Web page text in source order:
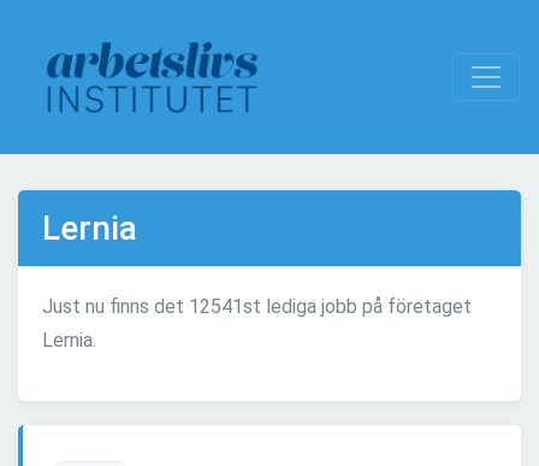
Lernia
Just nu finns det 12541st lediga jobb på företaget
Lernia.